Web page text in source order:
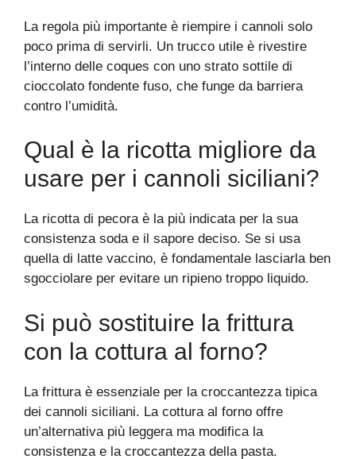
La regola più importante è riempire i cannoli solo
poco prima di servirli. Un trucco utile è rivestire
l’interno delle coques con uno strato sottile di
cioccolato fondente fuso, che funge da barriera
contro l’umidità.
Qual è la ricotta migliore da
usare per i cannoli siciliani?
La ricotta di pecora è la più indicata per la sua
consistenza soda e il sapore deciso. Se si usa
quella di latte vaccino, è fondamentale lasciarla ben
sgocciolare per evitare un ripieno troppo liquido.
Si può sostituire la frittura
con la cottura al forno?
La frittura è essenziale per la croccantezza tipica
dei cannoli siciliani. La cottura al forno offre
un’alternativa più leggera ma modifica la
consistenza e la croccantezza della pasta.